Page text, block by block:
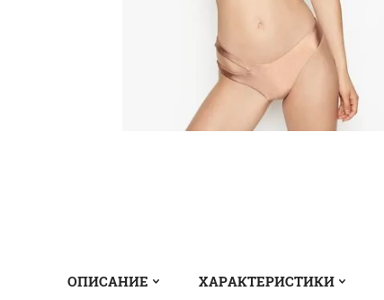
ОПИСАНИЕ ХАРАКТЕРИСТИКИ